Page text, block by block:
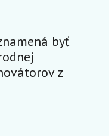
byť
z